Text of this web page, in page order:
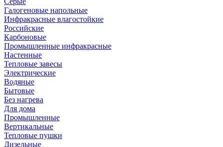
Галогеновые напольные
Инфракрасные влагостойкие
Российские
Карбоновые
Промышленные инфракрасные
Настенные
Тепловые завесы
Электрические
Водяные
Бытовые
Без нагрева
Для дома
Промышленные
Вертикальные
Тепловые пушки
Дизельные